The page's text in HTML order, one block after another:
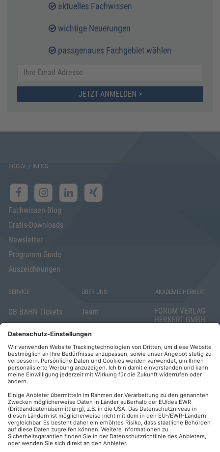
aktuelles Fachwissen
wichtige Neuerungen
passgenaues Fachgebiet wählen
JETZT ANMELDEN >
SOCIAL / INFOS
Fachwissen-Blog
Gratis-Downloads
Newsletter
Programm Guide
Auszeichnungen
SERVICE
DB BAHN Tickets
Widerrufsrecht
für Verbraucher
Elektronischer
Geschäftsverkehr
Barrierefreiheit
ÜBER UNS
Team
HERKERT
FORUM VERLAG
HERKERT
Kontakt
AKADEMIE HERKERT
FORUM VERLAG
HERKERT GMBH
86504 Merching
Telefon: +49
(0)8233 381-123
Telefax: +49
E-Mail:
herkert.de
Zahlung per
Rechnung